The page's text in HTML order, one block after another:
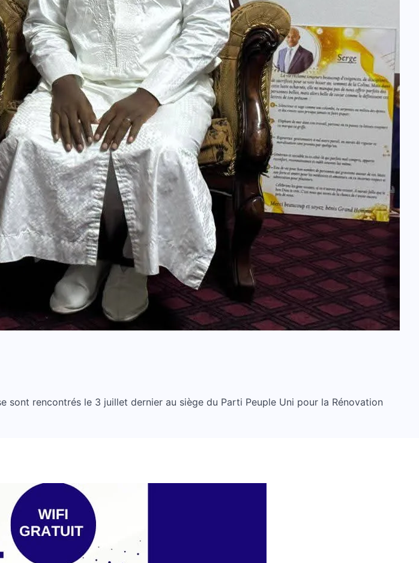
sont rencontrés le 3 juillet dernier au siège du Parti Peuple Uni pour la Rénovation